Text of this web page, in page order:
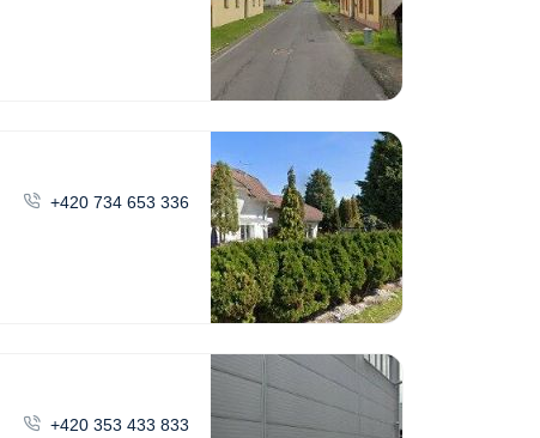
+420 734 653 336
+420 353 433 833